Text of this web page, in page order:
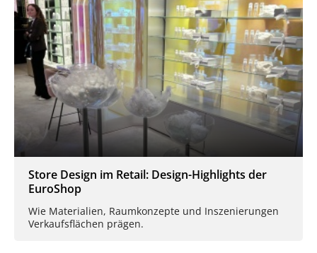
Store Design im Retail: Design-Highlights der
EuroShop
Wie Materialien, Raumkonzepte und Inszenierungen
Verkaufsflächen prägen.